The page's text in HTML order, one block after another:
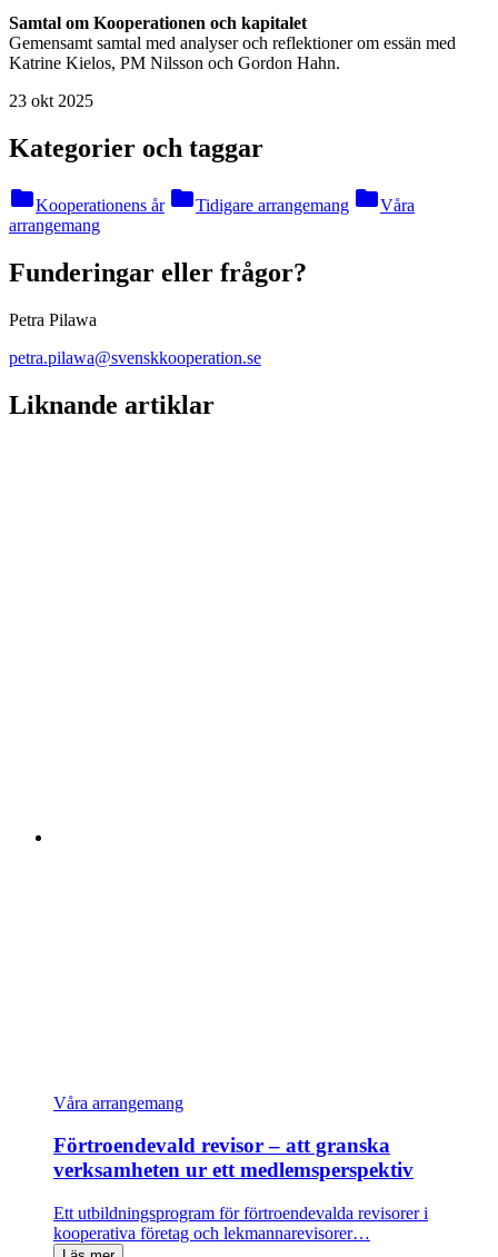
Samtal om Kooperationen och kapitalet
Gemensamt samtal med analyser och reflektioner om essän med
Katrine Kielos, PM Nilsson och Gordon Hahn.
23 okt 2025
Kategorier och taggar
folderKooperationens år folderTidigare arrangemang folderVåra
arrangemang
Funderingar eller frågor?
Petra Pilawa
petra.pilawa@svenskkooperation.se
Liknande artiklar
Våra arrangemang
Förtroendevald revisor – att granska
verksamheten ur ett medlemsperspektiv
Ett utbildningsprogram för förtroendevalda revisorer i
kooperativa företag och lekmannarevisorer…